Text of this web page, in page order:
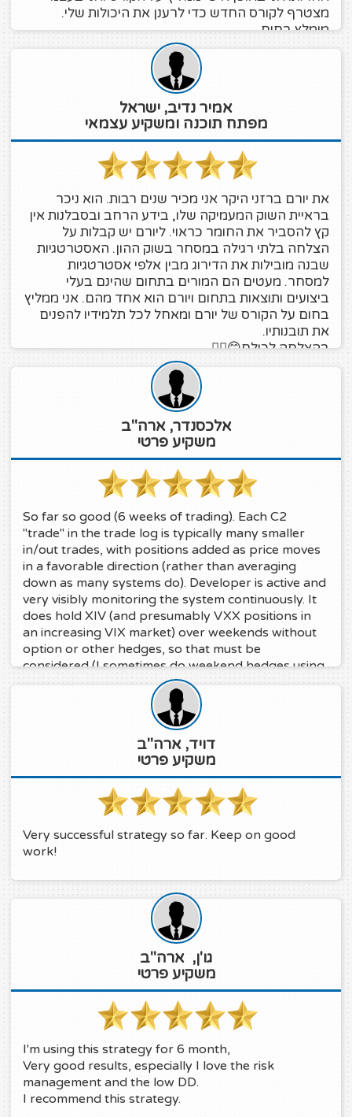
מצטרף לקורס החדש כדי לרענן את היכולות שלי.
מומלץ בחום.
אמיר נדיב, ישראל
מפתח תוכנה ומשקיע עצמאי
את יורם ברזני היקר אני מכיר שנים רבות. הוא ניכר
בראיית השוק המעמיקה שלו, בידע הרחב ובסבלנות אין
קץ להסביר את החומר כראוי. ליורם יש קבלות על
הצלחה בלתי רגילה במסחר בשוק ההון. האסטרטגיות
שבנה מובילות את הדירוג מבין אלפי אסטרטגיות
למסחר. מעטים הם המורים בתחום שהינם בעלי
ביצועים ותוצאות בתחום ויורם הוא אחד מהם. אני ממליץ
בחום על הקורס של יורם ומאחל לכל תלמידיו להפנים
את תובנותיו.
בהצלחה לכולם😊👍🏼
אלכסנדר, ארה"ב
משקיע פרטי
So far so good (6 weeks of trading). Each C2
"trade" in the trade log is typically many smaller
in/out trades, with positions added as price moves
in a favorable direction (rather than averaging
down as many systems do). Developer is active and
very visibly monitoring the system continuously. It
does hold XIV (and presumably VXX positions in
an increasing VIX market) over weekends without
option or other hedges, so that must be
considered (I sometimes do weekend hedges using
VXX options in another non-C2 account).
דויד, ארה"ב
משקיע פרטי
Very successful strategy so far. Keep on good
work!
גו'ן, ארה"ב
משקיע פרטי
I'm using this strategy for 6 month,
Very good results, especially I love the risk
management and the low DD.
I recommend this strategy.